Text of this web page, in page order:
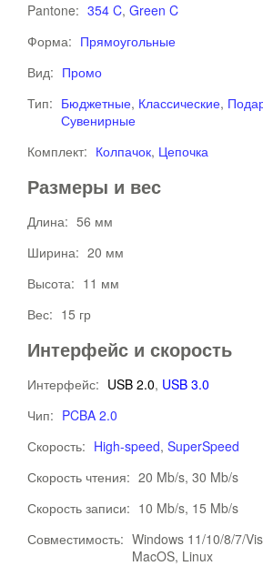
Pantone: 354 C, Green C
Форма: Прямоугольные
Вид: Промо
Тип: Бюджетные, Классические,
Сувенирные
Комплект: Колпачок, Цепочка
Размеры и вес
Длина: 56 мм
Ширина: 20 мм
Высота: 11 мм
Вес: 15 гр
Интерфейс и скорость
Интерфейс: USB 2.0, USB 3.0
Чип: PCBA 2.0
Скорость: High-speed, SuperSpeed
Скорость чтения: 20 Mb/s, 30 Mb/s
Скорость записи: 10 Mb/s, 15 Mb/s
Совместимость: Windows 11/10/8/7/
MacOS, Linux